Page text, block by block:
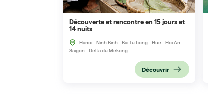
Découverte et rencontre en 15 jours et
14 nuits
Hanoi - Ninh Binh - Bai Tu Long - Hue - Hoi An -
Saigon - Delta du Mékong
Découvrir